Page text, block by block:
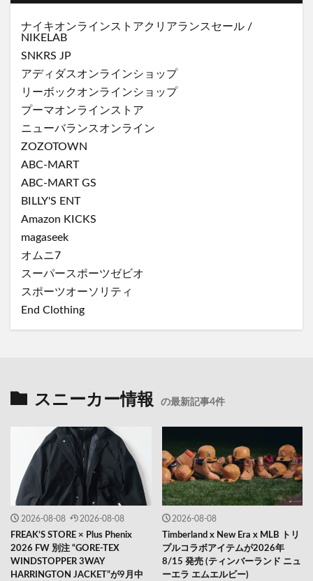
ナイキオンラインストアクリアランスセール /
NIKELAB
SNKRS JP
アディダスオンラインショップ
リーボックオンラインショップ
プーマオンラインストア
ニューバランスオンライン
ZOZOTOWN
ABC-MART
ABC-MART GS
BILLY'S ENT
Amazon KICKS
magaseek
オムニ7
スーパースポーツゼビオ
スポーツオーソリティ
End Clothing
スニーカー情報 の最新記事4件
2026-08-08 2026-08-08
FREAK’S STORE × Plus Phenix
2026 FW 別注 “GORE-TEX
WINDSTOPPER 3WAY
HARRINGTON JACKET”が9月中
2026-08-08
Timberland x New Era x MLB トリ
プルコラボアイテムが2026年
8/15 発売 (ティンバーランド ニュ
ーエラ エムエルビー)